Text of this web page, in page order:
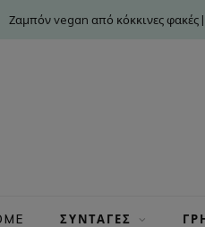
Ζαμπόν vegan από κόκκινες φακές |
ΣΥΝΤΑΓΕΣ